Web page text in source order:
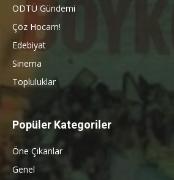
ODTÜ Gündemi
Çöz Hocam!
Edebiyat
Sinema
Topluluklar
Popüler Kategoriler
Öne Çıkanlar
Genel